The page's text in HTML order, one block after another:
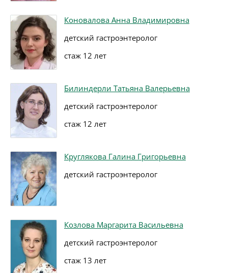
Коновалова Анна Владимировна
детский гастроэнтеролог
стаж 12 лет
Билиндерли Татьяна Валерьевна
детский гастроэнтеролог
стаж 12 лет
Круглякова Галина Григорьевна
детский гастроэнтеролог
Козлова Маргарита Васильевна
детский гастроэнтеролог
стаж 13 лет